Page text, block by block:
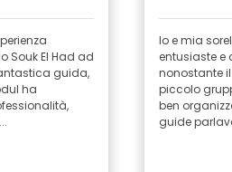
Souk El Had ad
guida,
Io e mia
entusiaste e
nonostante
piccolo
ben
guide